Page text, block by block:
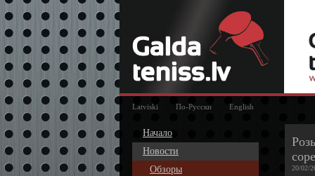
Latviski По-Русски English
Начало
Новости
Обзоры
20/02/